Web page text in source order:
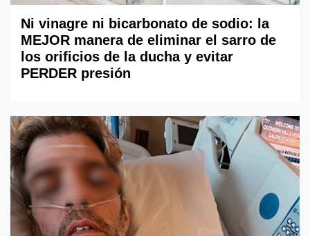
Ni vinagre ni bicarbonato de sodio: la
MEJOR manera de eliminar el sarro de
los orificios de la ducha y evitar
PERDER presión